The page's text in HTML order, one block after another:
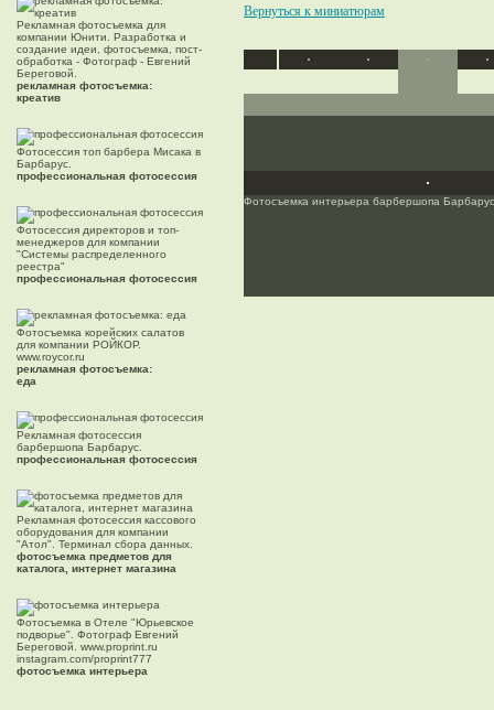
Рекламная фотосъемка для
компании Юнити. Разработка и
создание идеи, фотосъемка, пост-
обработка - Фотограф - Евгений
Береговой.
рекламная фотосъемка:
креатив
Фотосессия топ барбера Мисака в
Барбарус.
профессиональная фотосессия
Фотосессия директоров и топ-
менеджеров для компании
"Системы распределенного
реестра"
профессиональная фотосессия
Фотосъемка корейских салатов
для компании РОЙКОР.
www.roycor.ru
рекламная фотосъемка:
еда
Рекламная фотосессия
барбершопа Барбарус.
профессиональная фотосессия
Рекламная фотосессия кассового
оборудования для компании
"Атол". Терминал сбора данных.
фотосъемка предметов для
каталога, интернет магазина
Фотосъемка в Отеле "Юрьевское
подворье". Фотограф Евгений
Береговой. www.proprint.ru
instagram.com/proprint777
фотосъемка интерьера
Вернуться к миниатюрам
Фотосъемка интерьера барбершопа